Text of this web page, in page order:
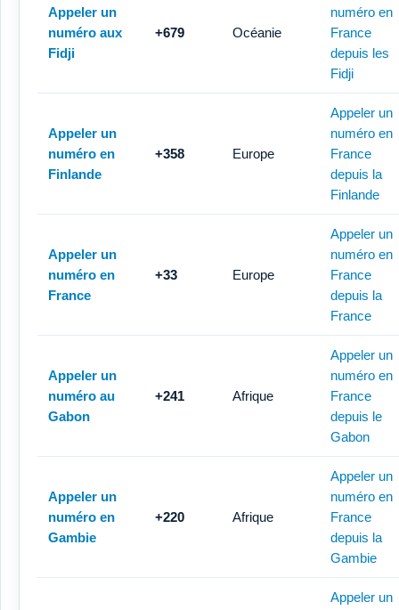
Appeler un
numéro aux
Fidji
+679 Océanie
numéro en
France
depuis les
Fidji
Appeler un
numéro en
Finlande
+358 Europe
Appeler un
numéro en
France
depuis la
Finlande
Appeler un
numéro en
France
+33 Europe
Appeler un
numéro en
France
depuis la
France
Appeler un
numéro au
Gabon
+241 Afrique
Appeler un
numéro en
France
depuis le
Gabon
Appeler un
numéro en
Gambie
+220 Afrique
Appeler un
numéro en
France
depuis la
Gambie
Appeler un